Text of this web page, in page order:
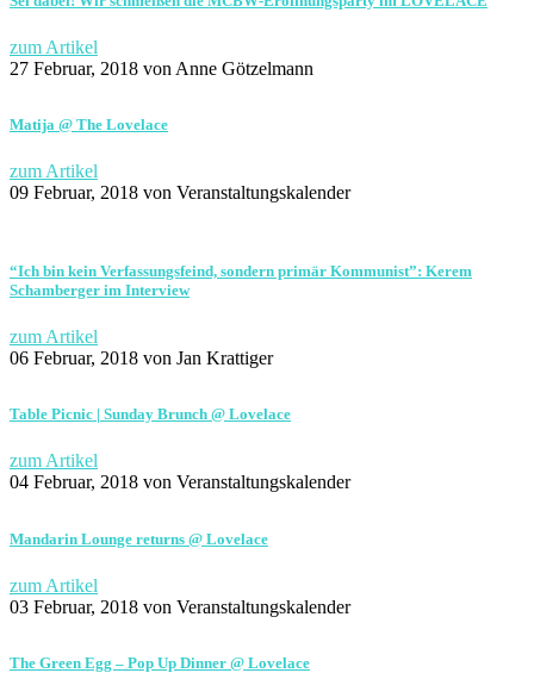
zum Artikel
27 Februar, 2018 von Anne Götzelmann
Matija @ The Lovelace
zum Artikel
09 Februar, 2018 von Veranstaltungskalender
“Ich bin kein Verfassungsfeind, sondern primär Kommunist”: Kerem
Schamberger im Interview
zum Artikel
06 Februar, 2018 von Jan Krattiger
Table Picnic | Sunday Brunch @ Lovelace
zum Artikel
04 Februar, 2018 von Veranstaltungskalender
Mandarin Lounge returns @ Lovelace
zum Artikel
03 Februar, 2018 von Veranstaltungskalender
The Green Egg – Pop Up Dinner @ Lovelace